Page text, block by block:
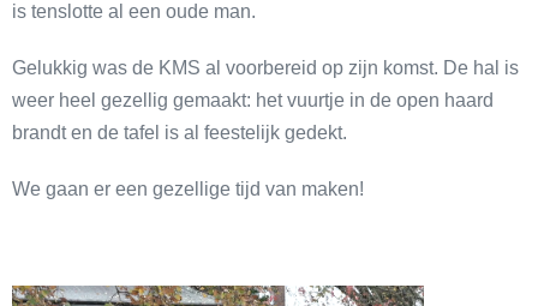
is tenslotte al een oude man.
Gelukkig was de KMS al voorbereid op zijn komst. De hal is
weer heel gezellig gemaakt: het vuurtje in de open haard
brandt en de tafel is al feestelijk gedekt.
We gaan er een gezellige tijd van maken!